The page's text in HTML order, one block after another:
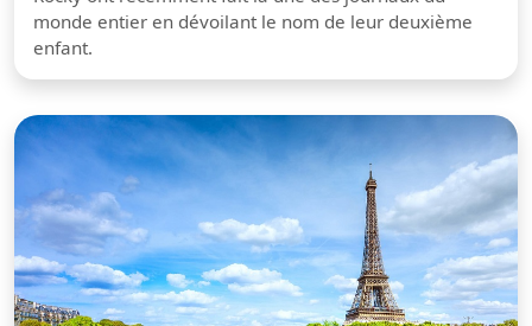
monde entier en dévoilant le nom de leur deuxième
enfant.